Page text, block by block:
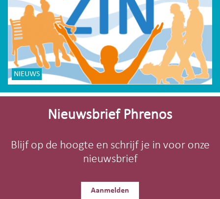
NIEUWS
Site-
Nieuwsbrief Phrenos
Blijf op de hoogte en schrijf je in voor onze
nieuwsbrief
Aanmelden